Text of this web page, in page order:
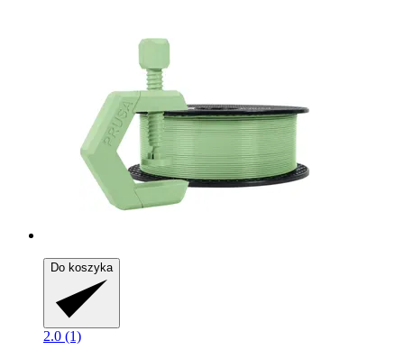
Do koszyka
2.0 (1)